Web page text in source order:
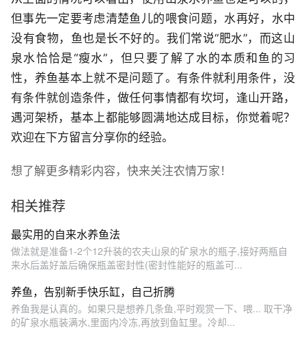
但事先一定要考虑清楚鱼儿的喂食问题，水再好，水中
没有食物，鱼也是长不好的。我们常说“肥水”，而这山
泉水恰恰是“瘦水”，但只要了解了水的本质和鱼的习
性，养鱼基本上就不是问题了。有条件就利用条件，没
有条件就创造条件，做任何事情都有坎坷，逢山开路，
遇河架桥，基本上都能够圆满地达成目标，你觉着呢？
欢迎在下方留言分享你的经验。
想了解更多精彩内容，快来关注农情万家！
相关推荐
最实用的自来水养鱼法
做法就是准备1-2个12升装的农夫山泉的矿泉水的瓶子,接好两瓶自
来水后盖好盖后确保瓶盖密封性(密封性能好的瓶盖可...
养鱼，告别新手快乐缸，自己折腾
养鱼我是认真的。如果只是想养几条鱼,平时观赏一下、喂... 取干净
的矿泉水瓶装满水,里面内冷冻,再放到鱼缸里。冷却...